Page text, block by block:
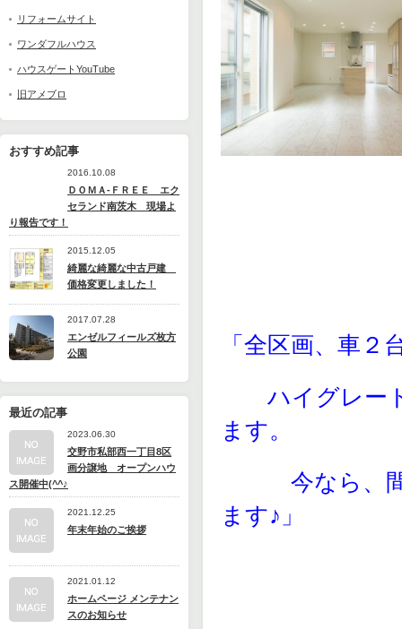
リフォームサイト
ワンダフルハウス
ハウスゲートYouTube
旧アメブロ
おすすめ記事
2016.10.08
ＤＯＭＡ-ＦＲＥＥ エク
セランド南茨木 現場よ
り報告です！
2015.12.05
綺麗な綺麗な中古戸建
価格変更しました！
2017.07.28
エンゼルフィールズ枚方
公園
最近の記事
2023.06.30
交野市私部西一丁目8区
画分譲地 オープンハウ
ス開催中(^^♪
2021.12.25
年末年始のご挨拶
2021.01.12
ホームページ メンテナン
スのお知らせ
「全区画、車２
ハイグレード
ます。
今なら、間
ます♪」